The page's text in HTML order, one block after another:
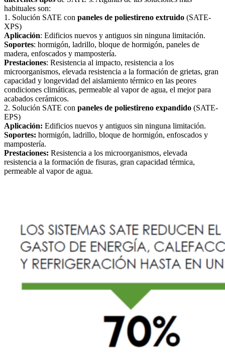
habituales son:
1. Solución SATE con paneles de poliestireno extruido (SATE-
XPS)
Aplicación: Edificios nuevos y antiguos sin ninguna limitación.
Soportes: hormigón, ladrillo, bloque de hormigón, paneles de
madera, enfoscados y mampostería.
Prestaciones: Resistencia al impacto, resistencia a los
microorganismos, elevada resistencia a la formación de grietas, gran
capacidad y longevidad del aislamiento térmico en las peores
condiciones climáticas, permeable al vapor de agua, el mejor para
acabados cerámicos.
2. Solución SATE con paneles de poliestireno expandido (SATE-
EPS)
Aplicación: Edificios nuevos y antiguos sin ninguna limitación.
Soportes: hormigón, ladrillo, bloque de hormigón, enfoscados y
mampostería.
Prestaciones: Resistencia a los microorganismos, elevada
resistencia a la formación de fisuras, gran capacidad térmica,
permeable al vapor de agua.